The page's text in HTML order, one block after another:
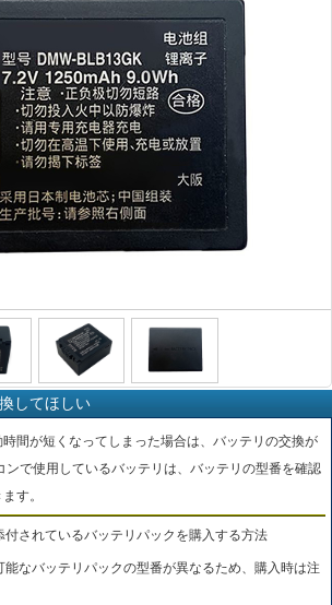
してほしい
間が短くなってしまった場合は、バッテリの交換が
ンで使用しているバッテリは、バッテリの型番を確認
す。
付されているバッテリパックを購入する方法
能なバッテリパックの型番が異なるため、購入時は注